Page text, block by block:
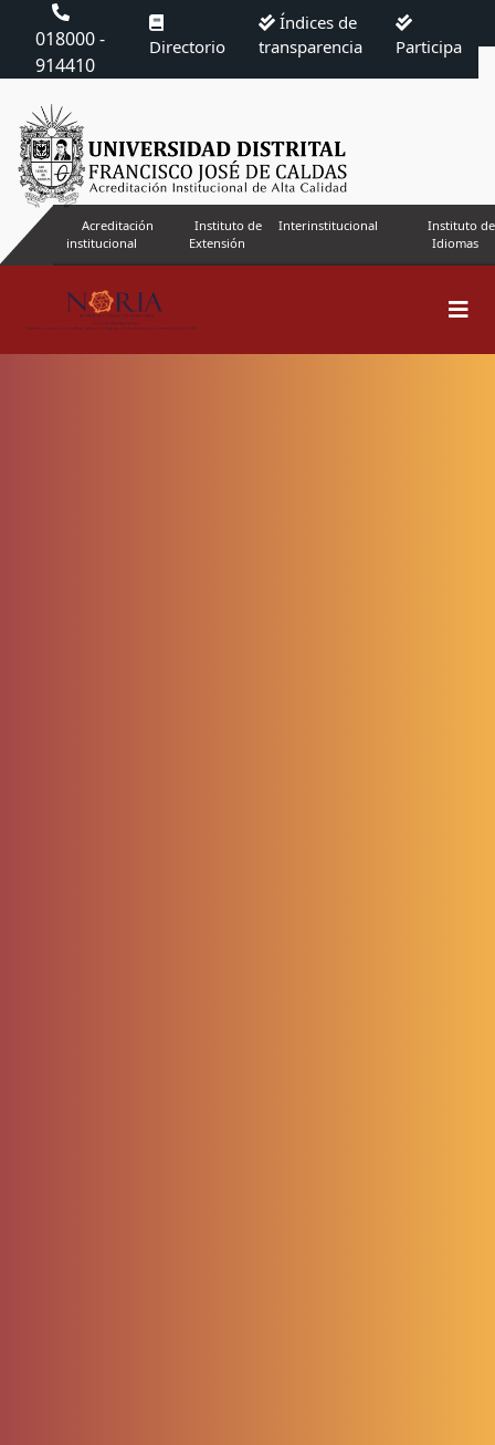
018000 -
914410
Directorio
Índices de
transparencia
Participa
Acreditación
institucional
Instituto de
Extensión
Interinstitucional
Instituto de
Idiomas